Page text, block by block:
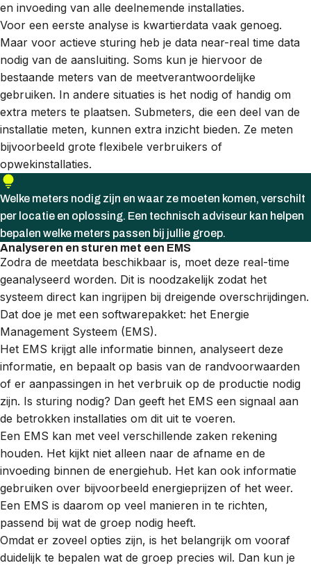
en invoeding van alle deelnemende installaties.
Voor een eerste analyse is kwartierdata vaak genoeg.
Maar voor actieve sturing heb je data near-real time data
nodig van de aansluiting. Soms kun je hiervoor de
bestaande meters van de meetverantwoordelijke
gebruiken. In andere situaties is het nodig of handig om
extra meters te plaatsen. Submeters, die een deel van de
installatie meten, kunnen extra inzicht bieden. Ze meten
bijvoorbeeld grote flexibele verbruikers of
opwekinstallaties.
Welke meters nodig zijn en waar ze moeten komen, verschilt
per locatie en oplossing. Een technisch adviseur kan helpen
bepalen welke meters passen bij jullie groep.
Analyseren en sturen met een EMS
Zodra de meetdata beschikbaar is, moet deze real-time
geanalyseerd worden. Dit is noodzakelijk zodat het
systeem direct kan ingrijpen bij dreigende overschrijdingen.
Dat doe je met een softwarepakket: het Energie
Management Systeem (EMS).
Het EMS krijgt alle informatie binnen, analyseert deze
informatie, en bepaalt op basis van de randvoorwaarden
of er aanpassingen in het verbruik op de productie nodig
zijn. Is sturing nodig? Dan geeft het EMS een signaal aan
de betrokken installaties om dit uit te voeren.
Een EMS kan met veel verschillende zaken rekening
houden. Het kijkt niet alleen naar de afname en de
invoeding binnen de energiehub. Het kan ook informatie
gebruiken over bijvoorbeeld energieprijzen of het weer.
Een EMS is daarom op veel manieren in te richten,
passend bij wat de groep nodig heeft.
Omdat er zoveel opties zijn, is het belangrijk om vooraf
duidelijk te bepalen wat de groep precies wil. Dan kun je